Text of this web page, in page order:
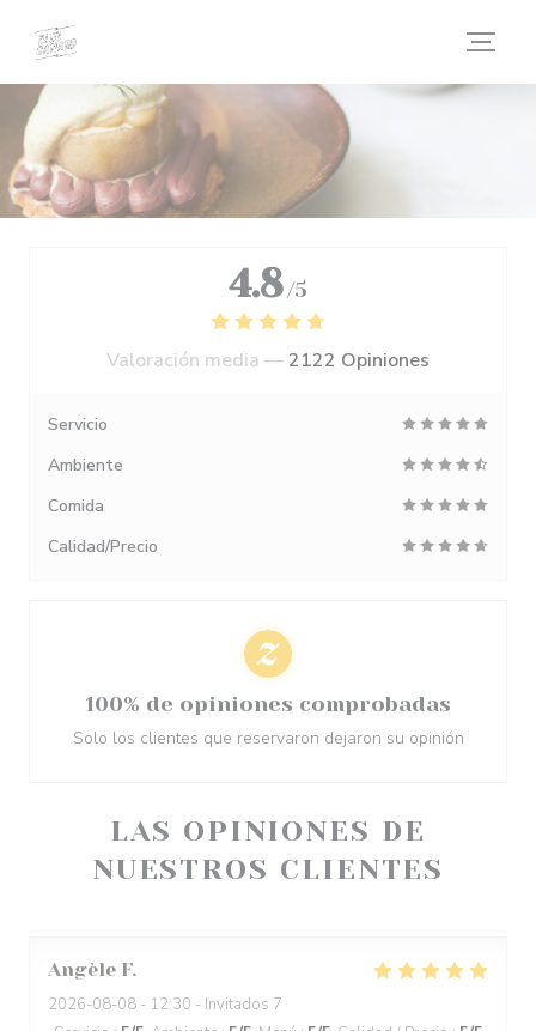
LAS OPINIONES DE
NUESTROS CLIENTES
Angèle F
2026-08-08 - 12:30 - Invitados 7
4.8 /5
Valoración media —2122 Opiniones
Servicio
Ambiente
Comida
Calidad/Precio
100% de opiniones comprobadas
Solo los clientes que reservaron dejaron su opinión